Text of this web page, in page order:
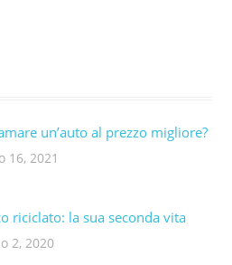
un’auto al prezzo migliore?
16, 2021
riciclato: la sua seconda vita​
2, 2020